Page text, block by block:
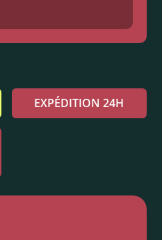
EXPÉDITION 24H